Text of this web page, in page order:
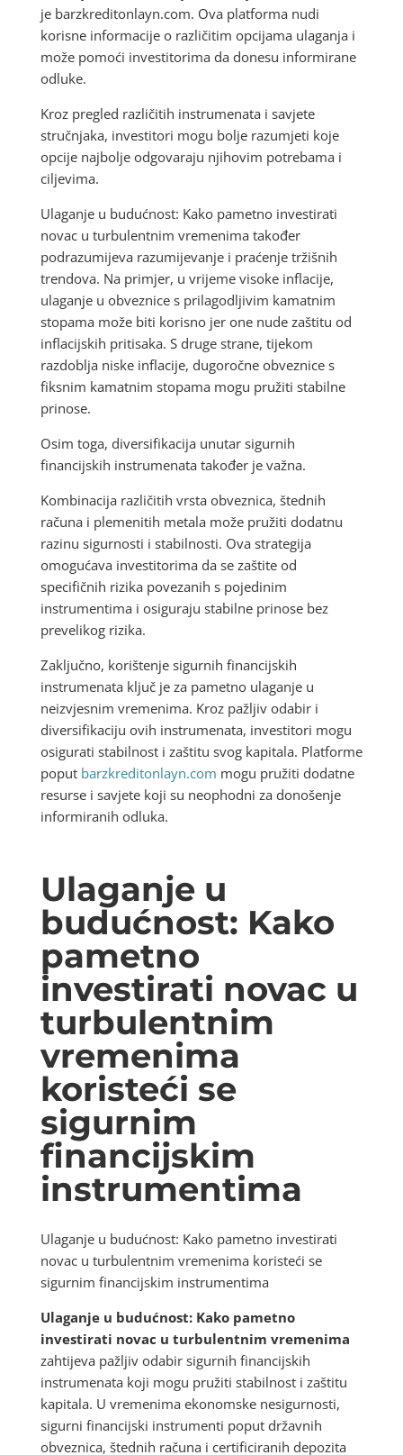
je barzkreditonlayn.com. Ova platforma nudi
korisne informacije o različitim opcijama ulaganja i
može pomoći investitorima da donesu informirane
odluke.
Kroz pregled različitih instrumenata i savjete
stručnjaka, investitori mogu bolje razumjeti koje
opcije najbolje odgovaraju njihovim potrebama i
ciljevima.
Ulaganje u budućnost: Kako pametno investirati
novac u turbulentnim vremenima također
podrazumijeva razumijevanje i praćenje tržišnih
trendova. Na primjer, u vrijeme visoke inflacije,
ulaganje u obveznice s prilagodljivim kamatnim
stopama može biti korisno jer one nude zaštitu od
inflacijskih pritisaka. S druge strane, tijekom
razdoblja niske inflacije, dugoročne obveznice s
fiksnim kamatnim stopama mogu pružiti stabilne
prinose.
Osim toga, diversifikacija unutar sigurnih
financijskih instrumenata također je važna.
Kombinacija različitih vrsta obveznica, štednih
računa i plemenitih metala može pružiti dodatnu
razinu sigurnosti i stabilnosti. Ova strategija
omogućava investitorima da se zaštite od
specifičnih rizika povezanih s pojedinim
instrumentima i osiguraju stabilne prinose bez
prevelikog rizika.
Zaključno, korištenje sigurnih financijskih
instrumenata ključ je za pametno ulaganje u
neizvjesnim vremenima. Kroz pažljiv odabir i
diversifikaciju ovih instrumenata, investitori mogu
osigurati stabilnost i zaštitu svog kapitala. Platforme
poput barzkreditonlayn.com mogu pružiti dodatne
resurse i savjete koji su neophodni za donošenje
informiranih odluka.
Ulaganje u
budućnost: Kako
pametno
investirati novac u
turbulentnim
vremenima
koristeći se
sigurnim
financijskim
instrumentima
Ulaganje u budućnost: Kako pametno investirati
novac u turbulentnim vremenima koristeći se
sigurnim financijskim instrumentima
Ulaganje u budućnost: Kako pametno
investirati novac u turbulentnim vremenima
zahtijeva pažljiv odabir sigurnih financijskih
instrumenata koji mogu pružiti stabilnost i zaštitu
kapitala. U vremenima ekonomske nesigurnosti,
sigurni financijski instrumenti poput državnih
obveznica, štednih računa i certificiranih depozita